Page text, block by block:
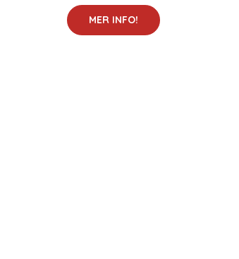
MER INFO!